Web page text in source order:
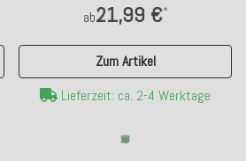
ab21,99 €*
Zum Artikel
Lieferzeit: ca. 2-4 Werktage